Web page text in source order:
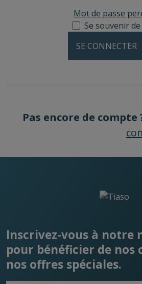
Mot de passe
Se souvenir
SE CONNECTER
Pas encore de compte
Inscrivez-vous à notre
pour bénéficier de nos
nos offres spéciales.